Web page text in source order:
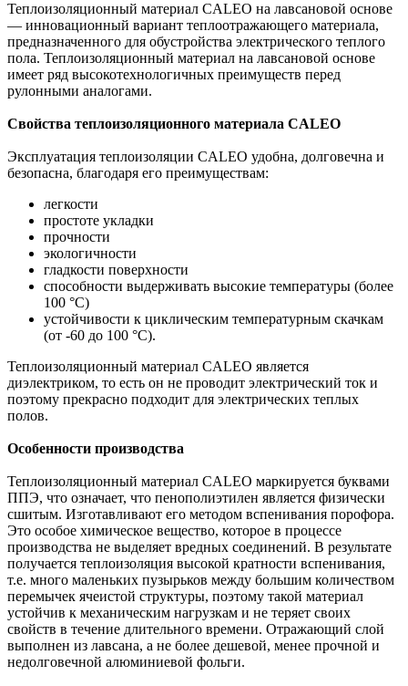
Теплоизоляционный материал CALEO на лавсановой основе
— инновационный вариант теплоотражающего материала,
предназначенного для обустройства электрического теплого
пола. Теплоизоляционный материал на лавсановой основе
имеет ряд высокотехнологичных преимуществ перед
рулонными аналогами.
Свойства теплоизоляционного материала CALEO
Эксплуатация теплоизоляции CALEO удобна, долговечна и
безопасна, благодаря его преимуществам:
легкости
простоте укладки
прочности
экологичности
гладкости поверхности
способности выдерживать высокие температуры (более
100 °С)
устойчивости к циклическим температурным скачкам
(от -60 до 100 °С).
Теплоизоляционный материал CALEO является
диэлектриком, то есть он не проводит электрический ток и
поэтому прекрасно подходит для электрических теплых
полов.
Особенности производства
Теплоизоляционный материал CALEO маркируется буквами
ППЭ, что означает, что пенополиэтилен является физически
сшитым. Изготавливают его методом вспенивания порофора.
Это особое химическое вещество, которое в процессе
производства не выделяет вредных соединений. В результате
получается теплоизоляция высокой кратности вспенивания,
т.е. много маленьких пузырьков между большим количеством
перемычек ячеистой структуры, поэтому такой материал
устойчив к механическим нагрузкам и не теряет своих
свойств в течение длительного времени. Отражающий слой
выполнен из лавсана, а не более дешевой, менее прочной и
недолговечной алюминиевой фольги.